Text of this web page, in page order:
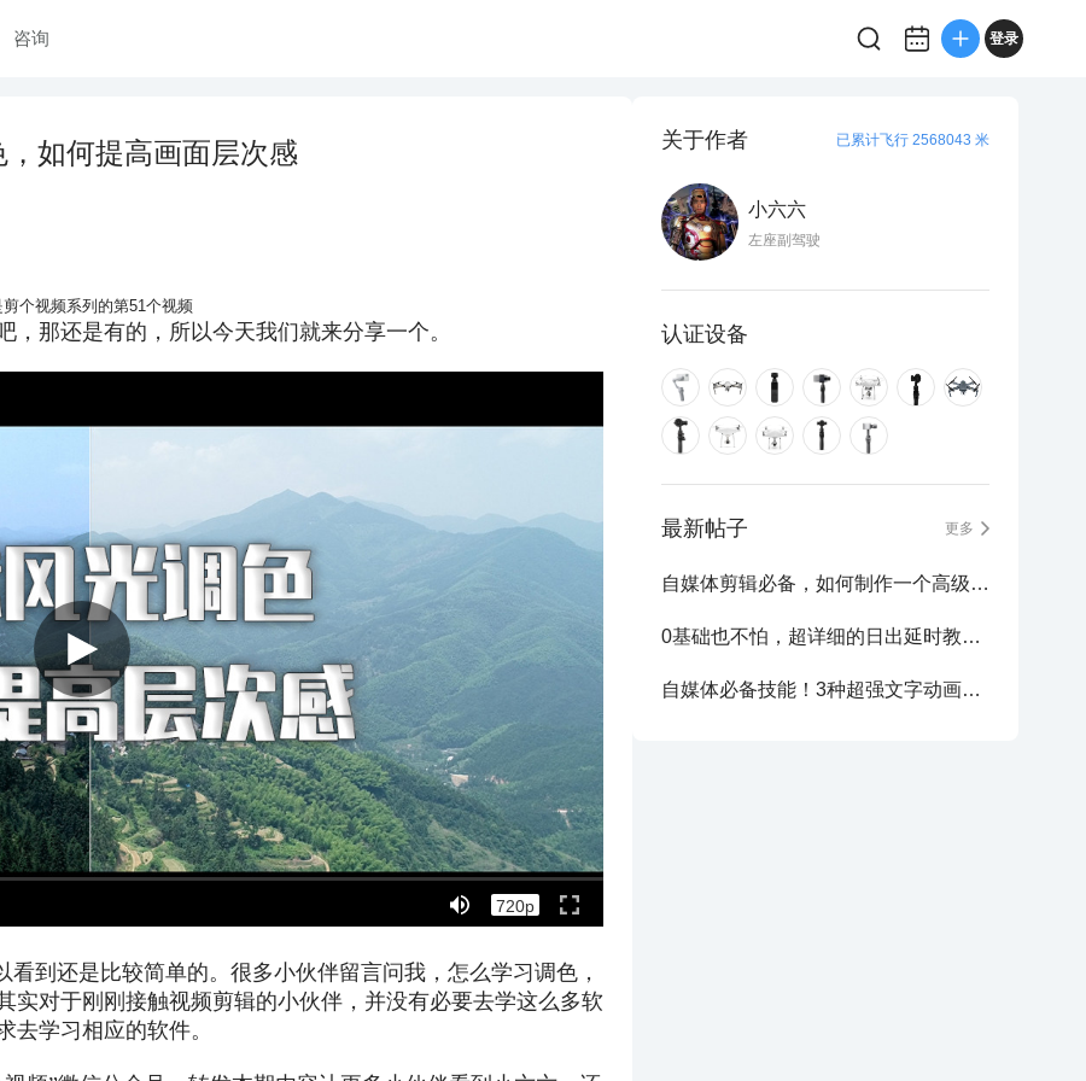
咨询 登录
如何提高画面层次感
剪个视频系列的第51个视频
那还是有的，所以今天我们就来分享一个。
到还是比较简单的。很多小伙伴留言问我，怎么学习调色，
实对于刚刚接触视频剪辑的小伙伴，并没有必要去学这么多软
去学习相应的软件。
关于作者 已累计飞行 2568043 米
小六六
左座副驾驶
认证设备
最新帖子 更多
自媒体剪辑必备，如何制作一个高级的求关注动画！
0基础也不怕，超详细的日出延时教程，赠同款练习素材
自媒体必备技能！3种超强文字动画制作方法，强烈建议学习